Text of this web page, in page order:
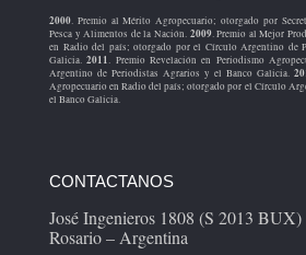
2000. Premio al Mérito Agropecuario; otorgado por
Pesca y Alimentos de la Nación. 2009. Premio al Mejor
en Radio del país; otorgado por el Círculo Argentino de
Galicia.2011 . Premio Revelación en Periodismo
Argentino de Periodistas Agrarios y el Banco Galicia.
Agropecuario en Radio del país; otorgado por el Círculo
el Banco Galicia.
CONTACTANOS
José Ingenieros 1808 (S 2013 BUX)
Rosario – Argentina